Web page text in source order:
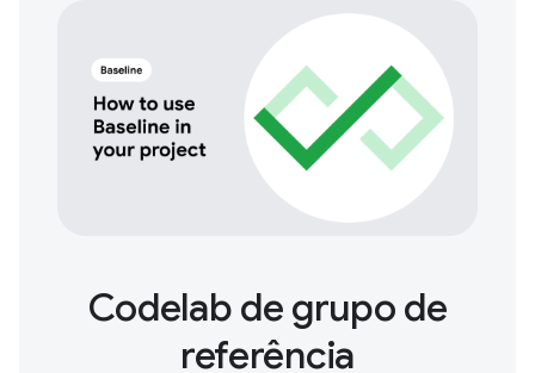
Codelab de grupo de
referência